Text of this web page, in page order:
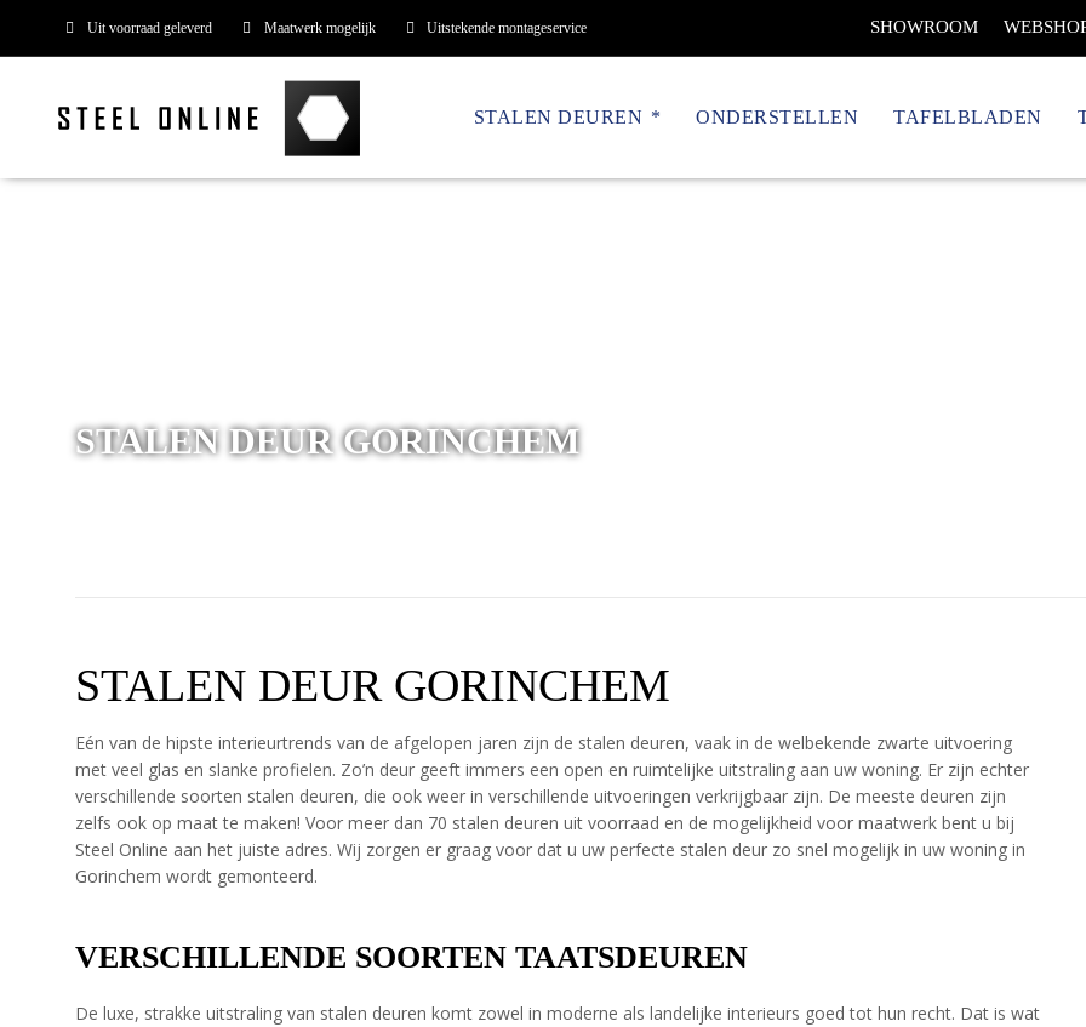
Uit voorraad geleverd Maatwerk mogelijk Uitstekende montageservice SHOWROOM
STALEN DEUREN ONDERSTELLEN TAFELBLADEN
STALEN DEUR GORINCHEM
STALEN DEUR GORINCHEM
Eén van de hipste interieurtrends van de afgelopen jaren zijn de stalen deuren, vaak in de welbekende zwarte uitvoering
met veel glas en slanke profielen. Zo’n deur geeft immers een open en ruimtelijke uitstraling aan uw woning. Er zijn echter
verschillende soorten stalen deuren, die ook weer in verschillende uitvoeringen verkrijgbaar zijn. De meeste deuren zijn
zelfs ook op maat te maken! Voor meer dan 70 stalen deuren uit voorraad en de mogelijkheid voor maatwerk bent u bij
Steel Online aan het juiste adres. Wij zorgen er graag voor dat u uw perfecte stalen deur zo snel mogelijk in uw woning in
Gorinchem wordt gemonteerd.
VERSCHILLENDE SOORTEN TAATSDEUREN
De luxe, strakke uitstraling van stalen deuren komt zowel in moderne als landelijke interieurs goed tot hun recht. Dat is wat